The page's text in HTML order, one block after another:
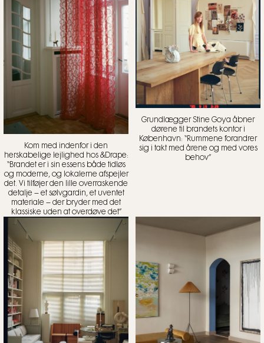
Kom med indenfor i den
herskabelige lejlighed hos &Drape:
“Brandet er i sin essens både tidløs
og moderne, og lokalerne afspejler
det. Vi tilføjer den lille overraskende
detalje – et sølvgardin, et uventet
materiale – der bryder med det
klassiske uden at overdøve det”
Grundlægger Stine Goya åbner
dørene til brandets kontor i
København: “Rummene forandrer
sig i takt med årene og med vores
behov”